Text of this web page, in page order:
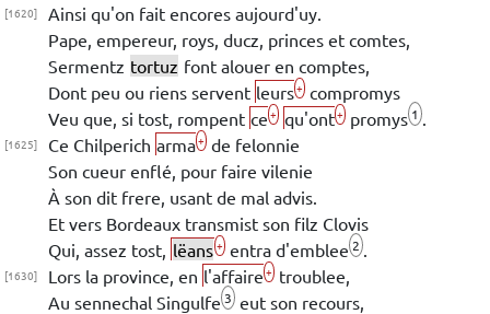
[1620]
Ainsi qu'on fait encores aujourd'uy.
Pape, empereur, roys, ducz, princes et comtes,
Sermentz tortuz font alouer en comptes,
Dont peu ou riens servent leurs+ compromys
Veu que, si tost, rompent ce + qu'ont+ promys 1
[1625] Ce Chilperich arma+ de felonnie
Son cueur enflé, pour faire vilenie
À son dit frere, usant de mal advis.
Et vers Bordeaux transmist son filz Clovis
Qui, assez tost, lëans + entra d'emblee 2
[1630] Lors la province, en l'affaire + troublee,
Au sennechal Singulfe 3 eut son recours,